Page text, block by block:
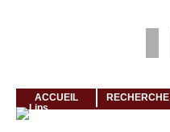
ACCUEIL RECHERCHE